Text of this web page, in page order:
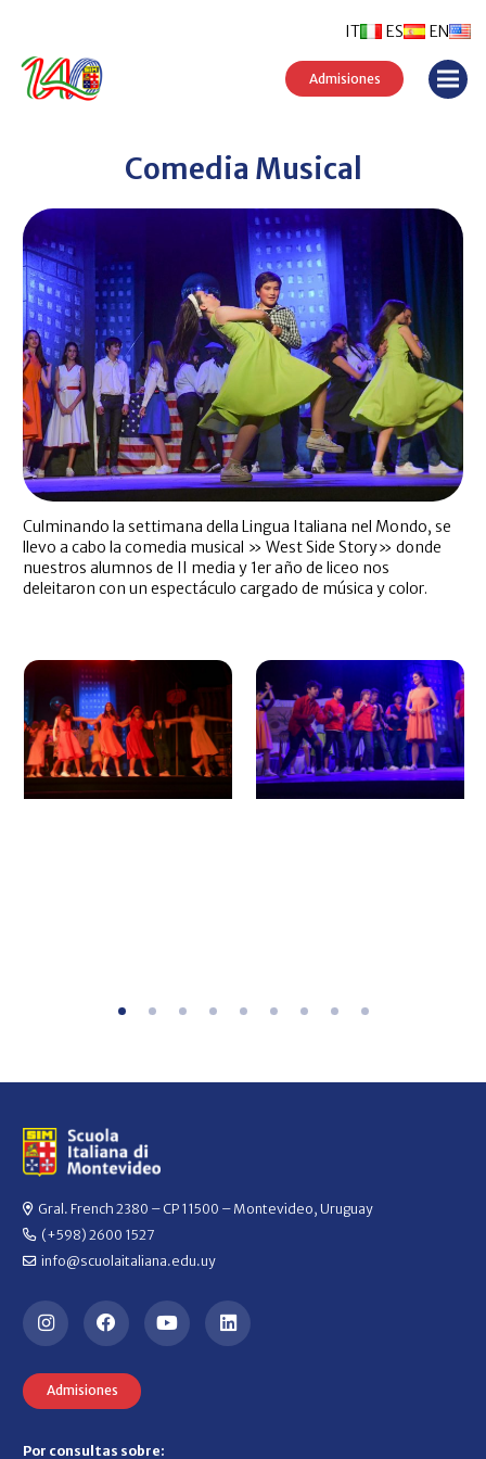
ES EN
IT
Admisiones
Comedia Musical
Culminando la settimana della Lingua Italiana nel Mondo, se
llevo a cabo la comedia musical » West Side Story» donde
nuestros alumnos de II media y 1er año de liceo nos
deleitaron con un espectáculo cargado de música y color.
Gral. French 2380 – CP 11500 – Montevideo, Uruguay
(+598) 2600 1527
info@scuolaitaliana.edu.uy
Admisiones
Por consultas sobre: